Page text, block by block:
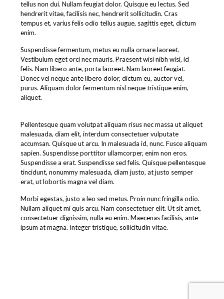
tellus non dui. Nullam feugiat dolor. Quisque eu lectus. Sed
hendrerit vitae, facilisis nec, hendrerit sollicitudin. Cras
tempus et, varius felis odio tellus augue, sagittis eget, dictum
enim.
Suspendisse fermentum, metus eu nulla ornare laoreet.
Vestibulum eget orci nec mauris. Praesent wisi nibh wisi, id
felis. Nam libero ante, porta laoreet. Nam laoreet feugiat.
Donec vel neque ante libero dolor, dictum eu, auctor vel,
purus. Aliquam dolor fermentum nisl neque tristique enim,
aliquet.
Pellentesque quam volutpat aliquam risus nec massa ut aliquet
malesuada, diam elit, interdum consectetuer vulputate
accumsan. Quisque ut arcu. In malesuada id, nunc. Fusce aliquam
sapien. Suspendisse porttitor ullamcorper, enim non eros.
Suspendisse a erat. Suspendisse sed felis. Quisque pellentesque
tincidunt, nonummy malesuada, diam justo, at justo semper
erat, ut lobortis magna vel diam.
Morbi egestas, justo a leo sed metus. Proin nunc fringilla odio.
Nullam aliquet mi quis arcu. Nam consectetuer elit. Ut sit amet,
consectetuer dignissim, nulla eu enim. Maecenas facilisis, ante
ipsum at magna. Integer tristique, sollicitudin vitae.